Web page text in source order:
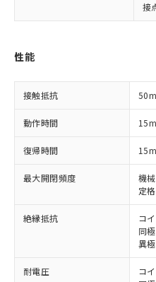
接
性能
接触抵抗
動作時間
復帰時間
最大開閉頻度
機
定
絶縁抵抗
コ
同
異
耐電圧
コ
ご利用条件
以下の条件をお読み
ご利用ください。
本サービスは
商品の当社在
(税抜)を提供
当社制御機器
本サービスの
ことをご了承
対応予定：EU
有に対応した製品
商品です。
対応予定なし：EU
非含有に非対応の商
定はありません。
調査・確認中：EU
非含有の対応状況を
非該当品：ライセン
害物質有無と関係の
仕入先様の事情に
いたものが、含有
※1 中国
「○」：最大均質材
基準値以下であるこ
「×」：最大均質材
基準値を超えている
当社は、これ